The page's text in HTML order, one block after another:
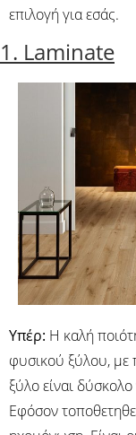
επιλογή για εσάς.
1. Laminate
Υπέρ: Η καλή
φυσικού ξύλου,
ξύλο είναι
Εφόσον